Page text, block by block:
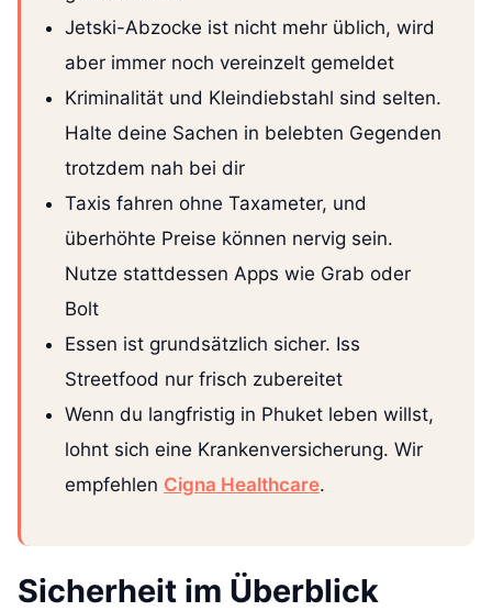
Jetski-Abzocke ist nicht mehr üblich, wird
aber immer noch vereinzelt gemeldet
Kriminalität und Kleindiebstahl sind selten.
Halte deine Sachen in belebten Gegenden
trotzdem nah bei dir
Taxis fahren ohne Taxameter, und
überhöhte Preise können nervig sein.
Nutze stattdessen Apps wie Grab oder
Bolt
Essen ist grundsätzlich sicher. Iss
Streetfood nur frisch zubereitet
Wenn du langfristig in Phuket leben willst,
lohnt sich eine Krankenversicherung. Wir
empfehlen Cigna Healthcare.
Sicherheit im Überblick